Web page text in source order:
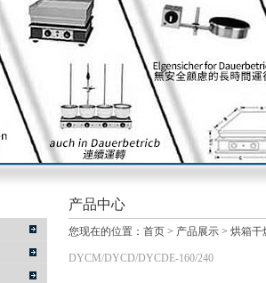
产品中心
您现在的位置： 首页 > 产品展示 > 烘箱干
DYCM/DYCD/DYCDE-160/240